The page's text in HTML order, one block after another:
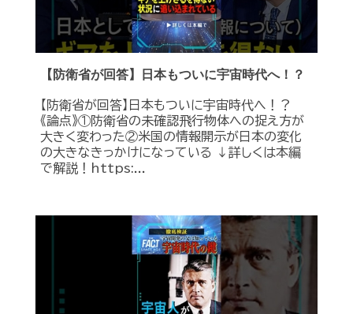
【防衛省が回答】日本もついに宇宙時代へ！？
【防衛省が回答】日本もついに宇宙時代へ！？
《論点》①防衛省の未確認飛行物体への捉え方が
大きく変わった②米国の情報開示が日本の変化
の大きなきっかけになっている ↓詳しくは本編
で解説！https:...